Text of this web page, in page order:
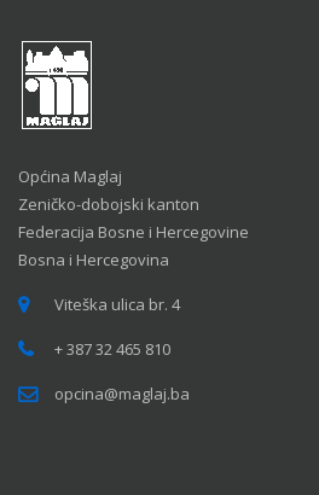
Općina Maglaj
Zeničko-dobojski kanton
Federacija Bosne i Hercegovine
Bosna i Hercegovina
Viteška ulica br. 4
+ 387 32 465 810
opcina@maglaj.ba